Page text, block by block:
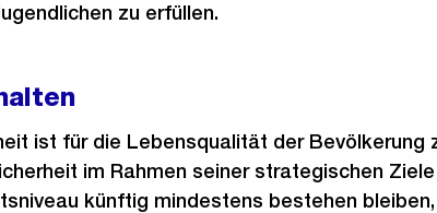
zu erfüllen.
ist für die Lebensqualität der Bevölkerung
im Rahmen seiner strategischen
künftig mindestens bestehen